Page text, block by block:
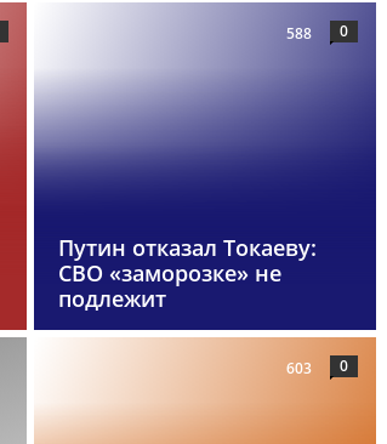
Путин отказал Токаеву:
СВО «заморозке» не
подлежит
588 0
603 0